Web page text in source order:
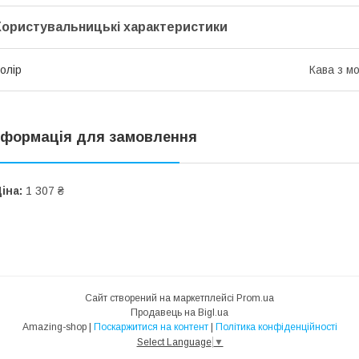
характеристики
Кава з
для замовлення
1 307 ₴
Сайт створений на маркетплейсі Prom.ua
Продавець на Bigl.ua
Amazing-shop | Поскаржитися на контент | Політика конфіденційності
Select Language ▼